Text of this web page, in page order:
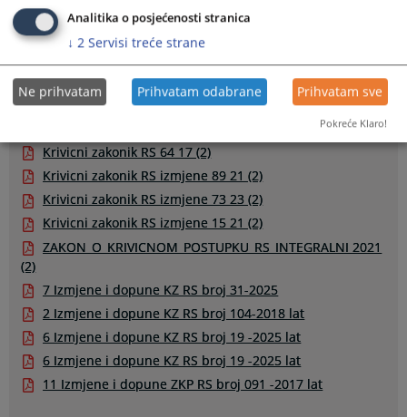
Prikazana vijest je na: Srpski jezik
Prateći dokumenti
Javni oglas 20.05.2026.
Zakon o javnim tuzilastvima sa izmjenama 69 16 i 48 24
Krivicni zakonik RS 64 17 (2)
Krivicni zakonik RS izmjene 89 21 (2)
Krivicni zakonik RS izmjene 73 23 (2)
Krivicni zakonik RS izmjene 15 21 (2)
ZAKON_O_KRIVICNOM_POSTUPKU_RS_INTEGRALNI 2021
(2)
7 Izmjene i dopune KZ RS broj 31-2025
2 Izmjene i dopune KZ RS broj 104-2018 lat
6 Izmjene i dopune KZ RS broj 19 -2025 lat
6 Izmjene i dopune KZ RS broj 19 -2025 lat
11 Izmjene i dopune ZKP RS broj 091 -2017 lat
Analitika o posjećenosti stranica
↓ 2 Servisi treće strane
Ne prihvatam Prihvatam odabrane Prihvatam sve
Pokreće Klaro!